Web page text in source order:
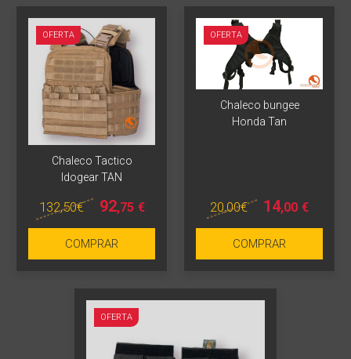
OFERTA
Chaleco Tactico
Idogear TAN
132,50€ 92,75 €
COMPRAR
OFERTA
Chaleco bungee
Honda Tan
20,00€ 14,00 €
COMPRAR
OFERTA